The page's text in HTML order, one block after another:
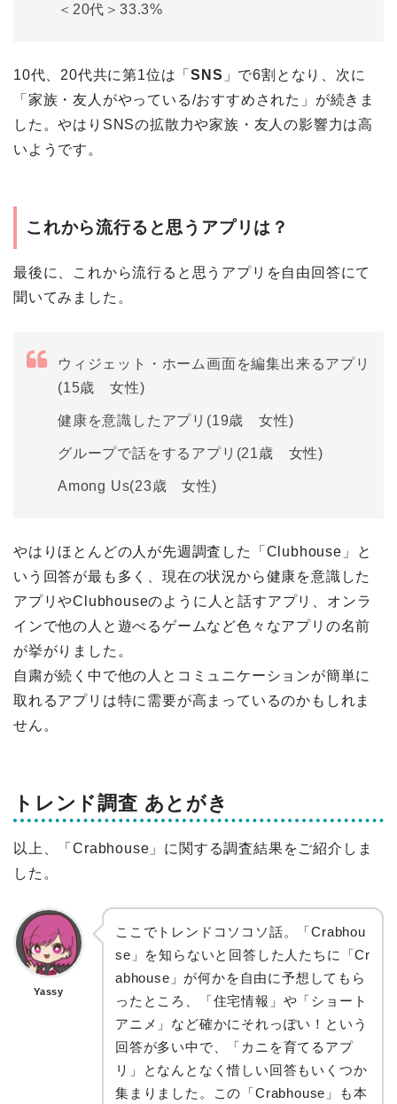
＜20代＞33.3%
10代、20代共に第1位は「SNS 」で6割となり、次に
「家族・友人がやっている/おすすめされた」が続きま
した。やはりSNSの拡散力や家族・友人の影響力は高
いようです。
これから流行ると思うアプリは？
最後に、これから流行ると思うアプリを自由回答にて
聞いてみました。
ウィジェット・ホーム画面を編集出来るアプリ
(15歳 女性)
健康を意識したアプリ(19歳 女性)
グループで話をするアプリ(21歳 女性)
Among Us(23歳 女性)
やはりほとんどの人が先週調査した「Clubhouse」と
いう回答が最も多く、現在の状況から健康を意識した
アプリやClubhouseのように人と話すアプリ、オンラ
インで他の人と遊べるゲームなど色々なアプリの名前
が挙がりました。
自粛が続く中で他の人とコミュニケーションが簡単に
取れるアプリは特に需要が高まっているのかもしれま
せん。
トレンド調査 あとがき
以上、「Crabhouse」に関する調査結果をご紹介しま
した。
Yassy
ここでトレンドコソコソ話。「Crabhou
se」を知らないと回答した人たちに「Cr
abhouse」が何かを自由に予想してもら
ったところ、「住宅情報」や「ショート
アニメ」など確かにそれっぽい！という
回答が多い中で、「カニを育てるアプ
リ」となんとなく惜しい回答もいくつか
集まりました。この「Crabhouse」も本